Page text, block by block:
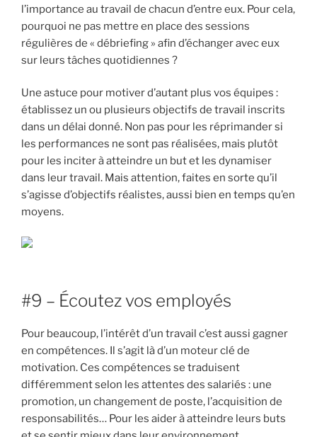
l’importance au travail de chacun d’entre eux. Pour cela,
pourquoi ne pas mettre en place des sessions
régulières de « débriefing » afin d’échanger avec eux
sur leurs tâches quotidiennes ?
Une astuce pour motiver d’autant plus vos équipes :
établissez un ou plusieurs objectifs de travail inscrits
dans un délai donné. Non pas pour les réprimander si
les performances ne sont pas réalisées, mais plutôt
pour les inciter à atteindre un but et les dynamiser
dans leur travail. Mais attention, faites en sorte qu’il
s’agisse d’objectifs réalistes, aussi bien en temps qu’en
moyens.
#9 – Écoutez vos employés
Pour beaucoup, l’intérêt d’un travail c’est aussi gagner
en compétences. Il s’agit là d’un moteur clé de
motivation. Ces compétences se traduisent
différemment selon les attentes des salariés : une
promotion, un changement de poste, l’acquisition de
responsabilités… Pour les aider à atteindre leurs buts